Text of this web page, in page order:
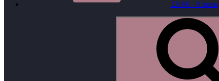
£0.00 - 0 items